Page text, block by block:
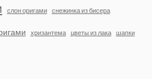
слон оригами снежинка из бисера
хризантема цветы из лака шапки